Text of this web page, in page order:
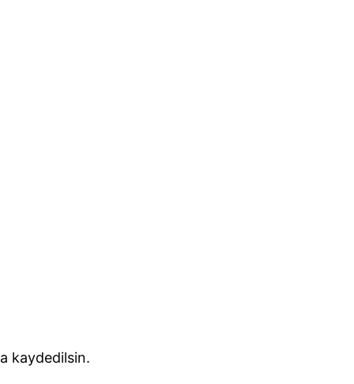
kaydedilsin.